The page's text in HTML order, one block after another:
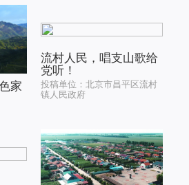
家
流村人民，唱支山歌给
党听！
投稿单位：北京市昌平区流村
镇人民政府